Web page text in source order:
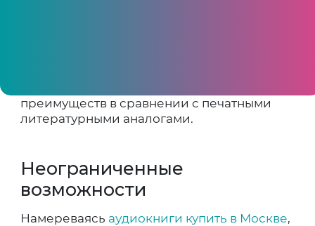
преимуществ в сравнении с печатными
литературными аналогами.
Неограниченные
возможности
Намереваясь аудиокниги купить в Москве,